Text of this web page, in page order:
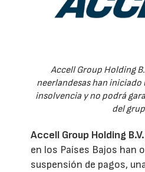
Accell Group Holding
neerlandesas han
insolvencia y no podrá
del
Accell Group Holding B.V.
en los Países Bajos han
suspensión de pagos,